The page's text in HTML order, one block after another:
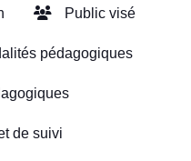
Public visé
pédagogiques
de suivi